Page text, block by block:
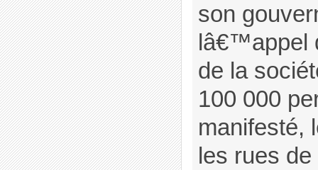
son
lâ€™appel
de la
100 000
manifesté,
les rues